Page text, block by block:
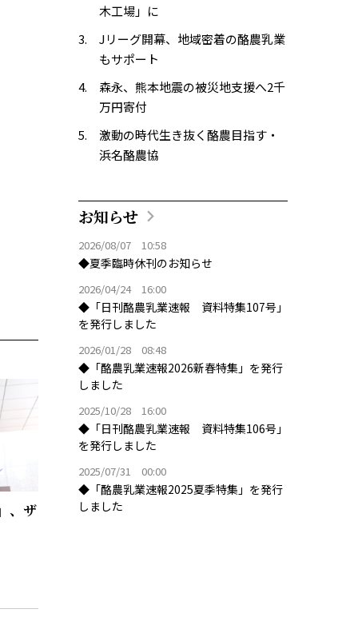
、ザ
木工場」に
Jリーグ開幕、地域密着の酪農乳業
もサポート
森永、熊本地震の被災地支援へ2千
万円寄付
激動の時代生き抜く酪農目指す・
浜名酪農協
お知らせ
2026/08/07 10:58
◆夏季臨時休刊のお知らせ
2026/04/24 16:00
◆「日刊酪農乳業速報 資料特集107号」
を発行しました
2026/01/28 08:48
◆「酪農乳業速報2026新春特集」を発行
しました
2025/10/28 16:00
◆「日刊酪農乳業速報 資料特集106号」
を発行しました
2025/07/31 00:00
◆「酪農乳業速報2025夏季特集」を発行
しました